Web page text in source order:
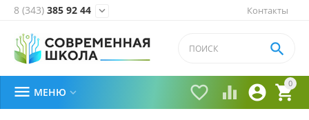
Контакты
8 (343) 385 92 44 
0


 

 МЕНЮ 